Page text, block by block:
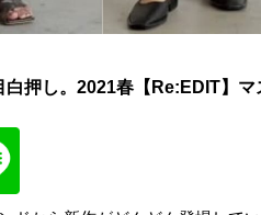
白押し。2021春【Re:EDIT】